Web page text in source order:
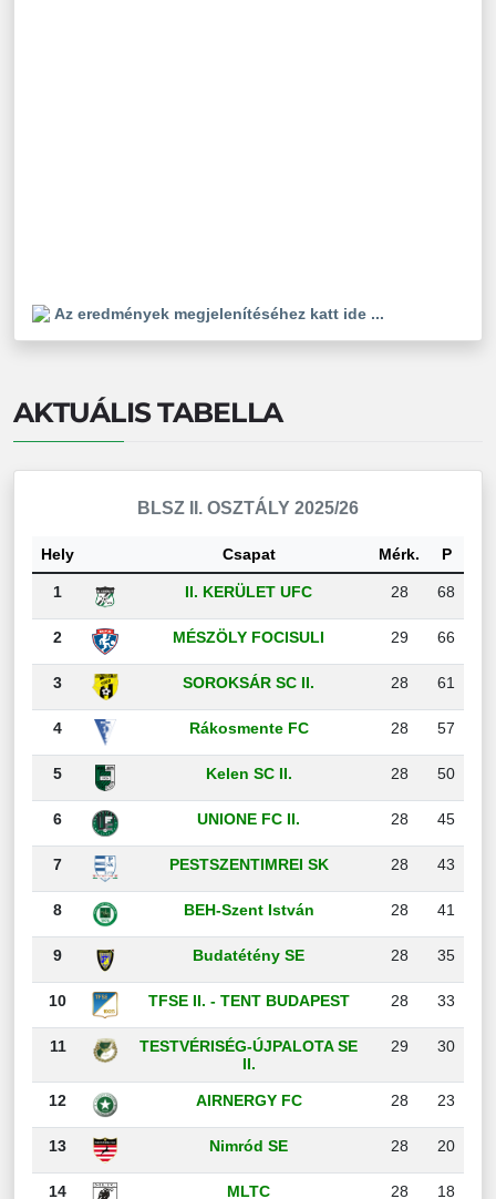
Az eredmények megjelenítéséhez katt ide ...
AKTUÁLIS TABELLA
BLSZ II. OSZTÁLY 2025/26
Hely Csapat Mérk. P
1 II. KERÜLET UFC 28 68
2 MÉSZÖLY FOCISULI 29 66
3 SOROKSÁR SC II. 28 61
4 Rákosmente FC 28 57
5 Kelen SC II. 28 50
6 UNIONE FC II. 28 45
7 PESTSZENTIMREI SK 28 43
8 BEH-Szent István 28 41
9 Budatétény SE 28 35
10 TFSE II. - TENT BUDAPEST 28 33
11
TESTVÉRISÉG-ÚJPALOTA SE
II.
29 30
12 AIRNERGY FC 28 23
13 Nimród SE 28 20
14 MLTC 28 18